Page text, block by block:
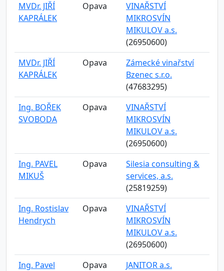
MVDr. JIŘÍ
KAPRÁLEK
Opava
VINAŘSTVÍ
MIKROSVÍN
MIKULOV a.s.
(26950600)
MVDr. JIŘÍ
KAPRÁLEK
Opava
Zámecké vinařství
Bzenec s.r.o.
(47683295)
Ing. BOŘEK
SVOBODA
Opava
VINAŘSTVÍ
MIKROSVÍN
MIKULOV a.s.
(26950600)
Ing. PAVEL
MIKUŠ
Opava
Silesia consulting &
services, a.s.
(25819259)
Ing. Rostislav
Hendrych
Opava
VINAŘSTVÍ
MIKROSVÍN
MIKULOV a.s.
(26950600)
Ing. Pavel
Opava
JANITOR a.s.